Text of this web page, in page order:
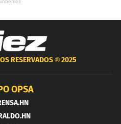
RESERVADOS ®2025
OPSA